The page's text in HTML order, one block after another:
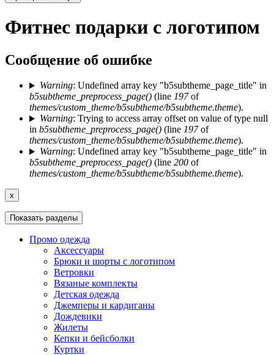
Фитнес подарки с логотипом
Сообщение об ошибке
Warning: Undefined array key "b5subtheme_page_title" in
b5subtheme_preprocess_page() (line 197of
themes/custom_theme/b5subtheme/b5subtheme.theme).
Warning: Trying to access array offset on value of type null
in b5subtheme_preprocess_page() (line 197of
themes/custom_theme/b5subtheme/b5subtheme.theme).
Warning: Undefined array key "b5subtheme_page_title" in
b5subtheme_preprocess_page() (line 200 of
themes/custom_theme/b5subtheme/b5subtheme.theme).
x
Показать разделы
Промо одежда
Аксессуары
Брюки и шорты с логотипом
Ветровки
Вязаные комплекты
Детская одежда
Джемперы и кардиганы
Дождевики
Жилеты
Кепки и бейсболки
Куртки